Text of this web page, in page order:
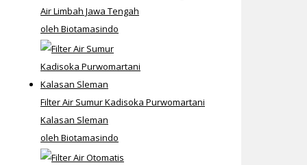
Air Limbah Jawa Tengah
oleh Biotamasindo
Filter Air Sumur Kadisoka Purwomartani
Kalasan Sleman
oleh Biotamasindo